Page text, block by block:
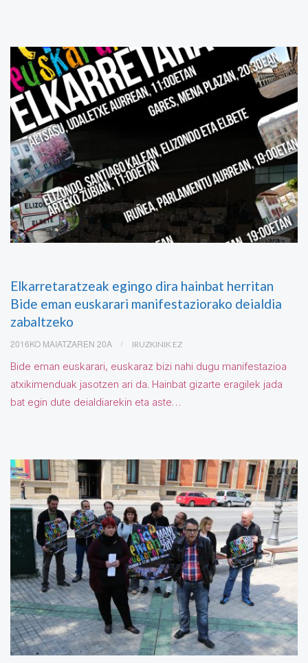
Elkarretaratzeak egingo dira hainbat herritan
Bide eman euskarari manifestaziorako deialdia
zabaltzeko
2016KO MAIATZAREN 20A IRUZKINIK EZ
Bide eman euskarari, euskaraz bizi nahi dugu manifestazioa
atxikimenduak jasotzen ari da. Hainbat gizarte eragilek jada
bat egin dute deialdiarekin eta aste…